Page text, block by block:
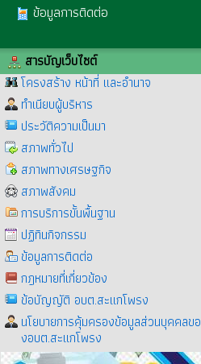
ข้อมูลการติดต่อ
สารบัญเว็บไซต์
โครงสร้าง หน้าที่ และอำนาจ
ทำเนียบผู้บริหาร
ประวัติความเป็นมา
สภาพทั่วไป
สภาพทางเศรษฐกิจ
สภาพสังคม
การบริการขั้นพื้นฐาน
ปฏิทินกิจกรรม
ข้อมูลการติดต่อ
กฎหมายที่เกี่ยวข้อง
ข้อบัญญัติ อบต.สะแกโพรง
นโยบายการคุ้มครองข้อมูลส่วนบุคคลขอ
งอบต.สะแกโพรง